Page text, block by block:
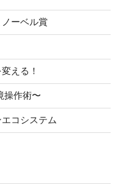
ーベル賞
える！
操作術〜
コシステム